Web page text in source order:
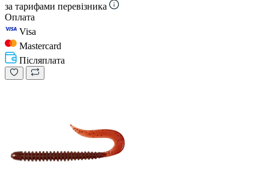
за тарифами перевізника
Оплата
Visa
Mastercard
Післяплата